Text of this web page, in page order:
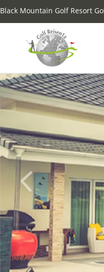
Black Mountain Golf Resort
Previous